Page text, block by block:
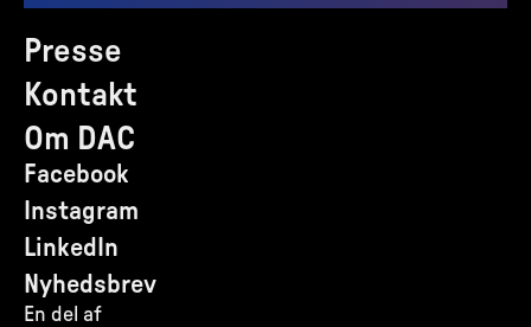
Presse
Kontakt
Om DAC
Facebook
Instagram
LinkedIn
Nyhedsbrev
En del af